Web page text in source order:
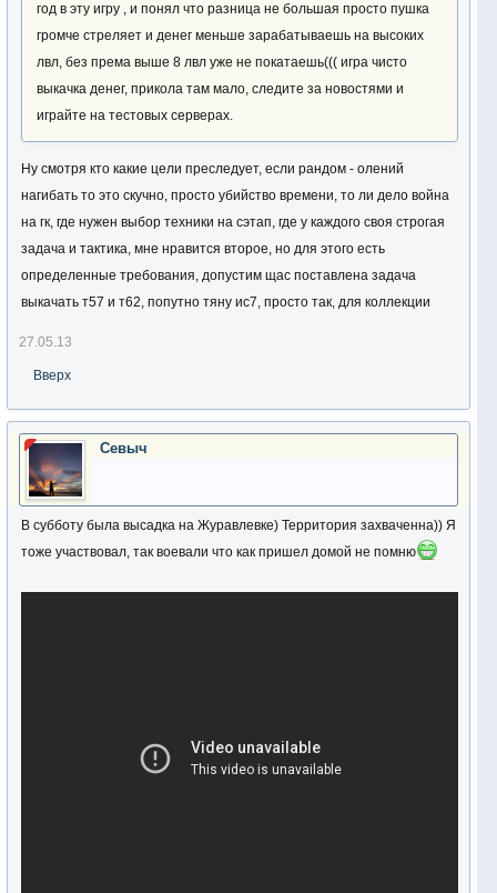
год в эту игру , и понял что разница не большая просто пушка
громче стреляет и денег меньше зарабатываешь на высоких
лвл, без према выше 8 лвл уже не покатаешь((( игра чисто
выкачка денег, прикола там мало, следите за новостями и
играйте на тестовых серверах.
Ну смотря кто какие цели преследует, если рандом - олений
нагибать то это скучно, просто убийство времени, то ли дело война
на гк, где нужен выбор техники на сэтап, где у каждого своя строгая
задача и тактика, мне нравится второе, но для этого есть
определенные требования, допустим щас поставлена задача
выкачать т57 и т62, попутно тяну ис7, просто так, для коллекции
27.05.13
Вверх
Севыч
В субботу была высадка на Журавлевке) Территория захваченна)) Я
тоже участвовал, так воевали что как пришел домой не помню